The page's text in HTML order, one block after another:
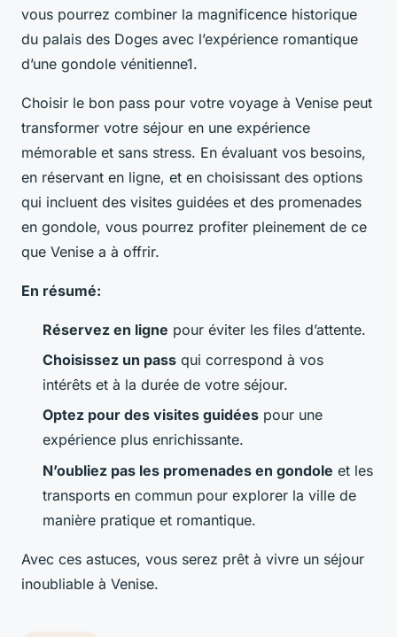
vous pourrez combiner la magnificence historique
du palais des Doges avec l’expérience romantique
d’une gondole vénitienne1.
Choisir le bon pass pour votre voyage à Venise peut
transformer votre séjour en une expérience
mémorable et sans stress. En évaluant vos besoins,
en réservant en ligne, et en choisissant des options
qui incluent des visites guidées et des promenades
en gondole, vous pourrez profiter pleinement de ce
que Venise a à offrir.
En résumé:
Réservez en ligne pour éviter les files d’attente.
Choisissez un pass qui correspond à vos
intérêts et à la durée de votre séjour.
Optez pour des visites guidées pour une
expérience plus enrichissante.
N’oubliez pas les promenades en gondole et les
transports en commun pour explorer la ville de
manière pratique et romantique.
Avec ces astuces, vous serez prêt à vivre un séjour
inoubliable à Venise.